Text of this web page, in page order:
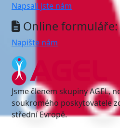
Napsali jste nám
Online formuláře:
Napište nám
Jsme členem skupiny AGEL,
soukromého poskytovatele
střední Evropě.